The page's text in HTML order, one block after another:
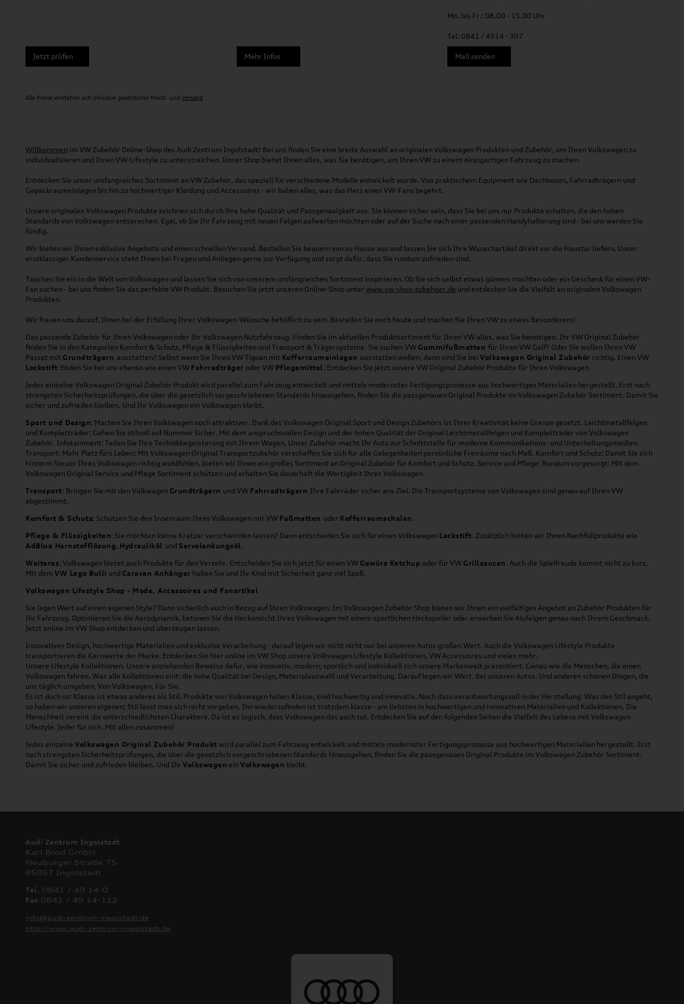
Jetzt prüfen Mehr Infos
Mo. bis Fr.: 08.00 - 15.00 Uhr
Tel: 0841 / 4914 - 307
Mail senden
Alle Preise verstehen sich inklusive gesetzlicher MwSt. und Versand
Willkommen im VW Zubehör Online-Shop des Audi Zentrum Ingolstadt! Bei uns finden Sie eine breite Auswahl an originalen Volkswagen Produkten und Zubehör, um Ihren Volkswagen zu
individualisieren und Ihren VW-Lifestyle zu unterstreichen. Unser Shop bietet Ihnen alles, was Sie benötigen, um Ihren VW zu einem einzigartigen Fahrzeug zu machen.
Entdecken Sie unser umfangreiches Sortiment an VW Zubehör, das speziell für verschiedene Modelle entwickelt wurde. Von praktischem Equipment wie Dachboxen, Fahrradträgern und
Gepäckraumeinlagen bis hin zu hochwertiger Kleidung und Accessoires - wir haben alles, was das Herz eines VW-Fans begehrt.
Unsere originalen Volkswagen Produkte zeichnen sich durch ihre hohe Qualität und Passgenauigkeit aus. Sie können sicher sein, dass Sie bei uns nur Produkte erhalten, die den hohen
Standards von Volkswagen entsprechen. Egal, ob Sie Ihr Fahrzeug mit neuen Felgen aufwerten möchten oder auf der Suche nach einer passenden Handyhalterung sind - bei uns werden Sie
fündig.
Wir bieten wir Ihnen exklusive Angebote und einen schnellen Versand. Bestellen Sie bequem von zu Hause aus und lassen Sie sich Ihre Wunschartikel direkt vor die Haustür liefern. Unser
erstklassiger Kundenservice steht Ihnen bei Fragen und Anliegen gerne zur Verfügung und sorgt dafür, dass Sie rundum zufrieden sind.
Tauchen Sie ein in die Welt von Volkswagen und lassen Sie sich von unserem umfangreichen Sortiment inspirieren. Ob Sie sich selbst etwas gönnen möchten oder ein Geschenk für einen VW-
Fan suchen - bei uns finden Sie das perfekte VW Produkt. Besuchen Sie jetzt unseren Online-Shop unter www.vw-shop-zubehoer.de und entdecken Sie die Vielfalt an originalen Volkswagen
Produkten.
Wir freuen uns darauf, Ihnen bei der Erfüllung Ihrer Volkswagen-Wünsche behilflich zu sein. Bestellen Sie noch heute und machen Sie Ihren VW zu etwas Besonderem!
Das passende Zubehör für Ihren Volkswagen oder Ihr Volkswagen Nutzfahrzeug. Finden Sie im aktuellen Produktsortiment für Ihren VW alles, was Sie benötigen. Ihr VW Original Zubehör
finden Sie in den Kategorien Komfort & Schutz, Pflege & Flüssigkeiten und Transport & Trägersysteme. Sie suchen VW Gummifußmatten für Ihren VW Golf? Oder Sie wollen Ihren VW
Passat mit Grundträgern ausstatten? Selbst wenn Sie Ihren VW Tiguan mit Kofferraumeinlagen ausstatten wollen, dann sind Sie bei Volkswagen Original Zubehör richtig. Einen VW
Lackstift finden Sie bei uns ebenso wie einen VW Fahrradträger oder VW Pflegemittel. Entdecken Sie jetzt unsere VW Original Zubehör Produkte für Ihren Volkswagen.
Jedes einzelne Volkswagen Original Zubehör Produkt wird parallel zum Fahrzeug entwickelt und mittels modernster Fertigungsprozesse aus hochwertigen Materialien hergestellt. Erst nach
strengsten Sicherheitsprüfungen, die über die gesetzlich vorgeschriebenen Standards hinausgehen, finden Sie die passgenauen Original Produkte im Volkswagen Zubehör Sortiment. Damit Sie
sicher und zufrieden bleiben. Und Ihr Volkswagen ein Volkswagen bleibt.
Sport und Design: Machen Sie Ihren Volkswagen noch attraktiver. Dank des Volkswagen Original Sport und Design Zubehörs ist Ihrer Kreativität keine Grenze gesetzt. Leichtmetallfelgen
und Kompletträder: Gehen Sie stilvoll auf Nummer Sicher. Mit dem anspruchsvollen Design und der hohen Qualität der Original Leichtmetallfelgen und Kompletträder von Volkswagen
Zubehör. Infotainment: Teilen Sie Ihre Technikbegeisterung mit Ihrem Wagen. Unser Zubehör macht Ihr Auto zur Schnittstelle für moderne Kommunikations- und Unterhaltungsmedien.
Transport: Mehr Platz fürs Leben: Mit Volkswagen Original Transportzubehör verschaffen Sie sich für alle Gelegenheiten persönliche Freiräume nach Maß. Komfort und Schutz: Damit Sie sich
hinterm Steuer Ihres Volkswagen richtig wohlfühlen, bieten wir Ihnen ein großes Sortiment an Original Zubehör für Komfort und Schutz. Service und Pflege: Rundum vorgesorgt: Mit dem
Volkswagen Original Service und Pflege Sortiment schützen und erhalten Sie dauerhaft die Wertigkeit Ihres Volkswagen.
Transport: Bringen Sie mit den Volkwagen Grundträgern und VW Fahrradträgern Ihre Fahrräder sicher ans Ziel. Die Transportsysteme von Volkswagen sind genau auf Ihren VW
abgestimmt.
Komfort & Schutz: Schützen Sie den Innenraum Ihres Volkswagen mit VW Fußmatten oder Kofferraumschalen.
Pflege & Flüssigkeiten: Sie möchten kleine Kratzer verschwinden lassen? Dann entscheiden Sie sich für einen Volkswagen Lackstift. Zusätzlich bieten wir Ihnen Nachfüllprodukte wie
AdBlue Harnstofflösung, Hydrauliköl und Servolenkungsöl.
Weiteres: Volkswagen bietet auch Produkte für den Verzehr. Entscheiden Sie sich jetzt für einen VW Gewürz Ketchup oder für VW Grillsaucen. Auch die Spielfreude kommt nicht zu kurz.
Mit dem VW Lego Bulli und Caravan Anhänger haben Sie und Ihr Kind mit Sicherheit ganz viel Spaß.
Volkswagen Lifestyle Shop - Mode, Accessoires und Fanartikel
Sie legen Wert auf einen eigenen Style? Dann sicherlich auch in Bezug auf Ihren Volkswagen. Im Volkswagen Zubehör Shop bieten wir Ihnen ein vielfältiges Angebot an Zubehör Produkten für
Ihr Fahrzeug. Optimieren Sie die Aerodynamik, betonen Sie die Heckansicht Ihres Volkswagen mit einem sportlichen Heckspoiler oder erwerben Sie Alufelgen genau nach Ihrem Geschmack.
Jetzt online im VW Shop entdecken und überzeugen lassen.
Innovatives Design, hochwertige Materialien und exklusive Verarbeitung - darauf legen wir nicht nicht nur bei unseren Autos großen Wert. Auch die Volkswagen Lifestyle Produkte
transportieren die Kernwerte der Marke. Entdecken Sie hier online im VW Shop unsere Volkswagen Lifestyle Kollektionen, VW Accessoires und vieles mehr.
Unsere Lifestyle Kollektionen. Unsere anziehenden Beweise dafür, wie innovativ, modern, sportlich und individuell sich unsere Markenwelt präsentiert. Genau wie die Menschen, die einen
Volkswagen fahren. Was alle Kollektionen eint: die hohe Qualität bei Design, Materialauswahl und Verarbeitung. Darauf legen wir Wert. Bei unseren Autos. Und anderen schönen Dingen, die
uns täglich umgeben. Von Volkswagen. Für Sie.
Es ist doch so: Klasse ist etwas anderes als Stil. Produkte von Volkswagen haben Klasse, sind hochwertig und innovativ. Noch dazu verantwortungsvoll in der Herstellung. Was den Stil angeht,
so haben wir unseren eigenen; Stil lässt man sich nicht vorgeben. Ihn wiederzufinden ist trotzdem klasse - am liebsten in hochwertigen und innovativen Materialien und Kollektionen. Die
Menschheit vereint die unterschiedlichsten Charaktere. Da ist es logisch, dass Volkswagen das auch tut. Entdecken Sie auf den folgenden Seiten die Vielfalt des Lebens mit Volkswagen
Lifestyle. Jeder für sich. Mit allen zusammen!
Jedes einzelne Volkswagen Original Zubehör Produkt wird parallel zum Fahrzeug entwickelt und mittels modernster Fertigungsprozesse aus hochwertigen Materialien hergestellt. Erst
nach strengsten Sicherheitsprüfungen, die über die gesetzlich vorgeschriebenen Standards hinausgehen, finden Sie die passgenauen Original Produkte im Volkswagen Zubehör Sortiment.
Damit Sie sicher und zufrieden bleiben. Und Ihr Volkswagen ein Volkswagen bleibt.
Audi Zentrum Ingolstadt
Karl Brod GmbH
Neuburger Straße 75
85057 Ingolstadt
Tel. 0841 / 49 14-0
Fax 0841 / 49 14-112
info@audi-zentrum-ingolstadt.de
http://www.audi-zentrum-ingolstadt.de